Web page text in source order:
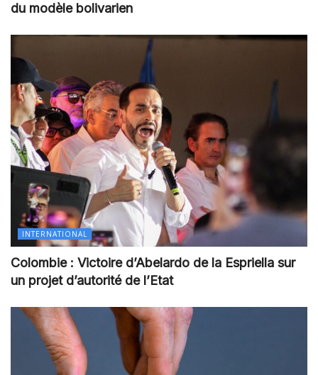
du modèle bolivarien
INTERNATIONAL
Colombie : Victoire d’Abelardo de la Espriella sur
un projet d’autorité de l’Etat